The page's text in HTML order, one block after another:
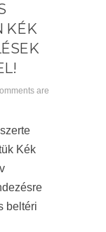
KÉK
are
Kék
beltéri